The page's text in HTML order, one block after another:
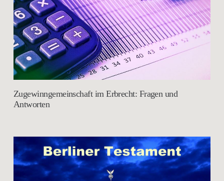
Zugewinngemeinschaft im Erbrecht: Fragen und
Antworten